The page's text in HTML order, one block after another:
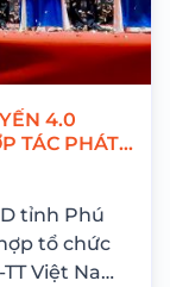
4.0
TÁC PHÁT
tỉnh Phú
tổ chức
Việt Nam